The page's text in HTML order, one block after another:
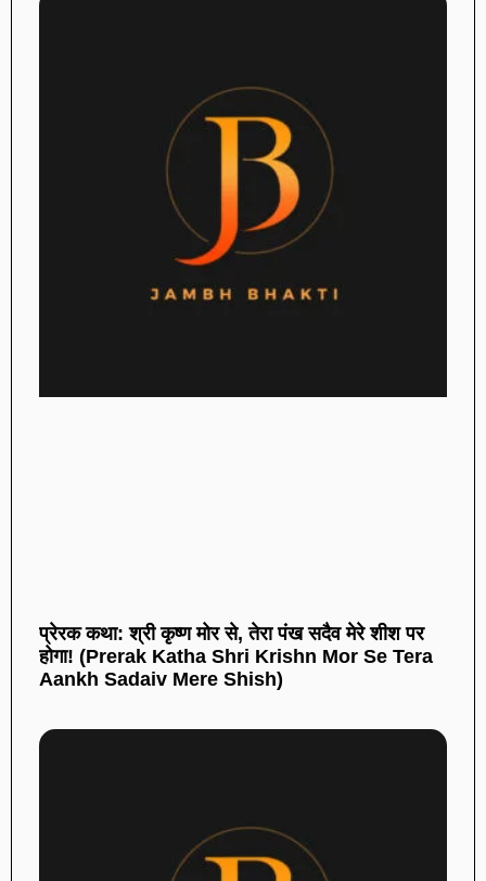
प्रेरक कथा: श्री कृष्ण मोर से, तेरा पंख सदैव मेरे शीश पर
होगा! (Prerak Katha Shri Krishn Mor Se Tera
Aankh Sadaiv Mere Shish)